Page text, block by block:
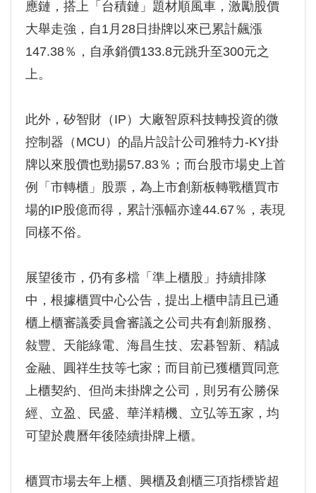
應鏈，搭上「台積鏈」題材順風車，激勵股價
大舉走強，自1月28日掛牌以來已累計飆漲
147.38％，自承銷價133.8元跳升至300元之
上。
此外，矽智財（IP）大廠智原科技轉投資的微
控制器（MCU）的晶片設計公司雅特力-KY掛
牌以來股價也勁揚57.83％；而台股市場史上首
例「市轉櫃」股票，為上市創新板轉戰櫃買市
場的IP股億而得，累計漲幅亦達44.67％，表現
同樣不俗。
展望後市，仍有多檔「準上櫃股」持續排隊
中，根據櫃買中心公告，提出上櫃申請且已通
櫃上櫃審議委員會審議之公司共有創新服務、
敍豐、天能綠電、海昌生技、宏碁智新、精誠
金融、圓祥生技等七家；而目前已獲櫃買同意
上櫃契約、但尚未掛牌之公司，則另有公勝保
經、立盈、民盛、華洋精機、立弘等五家，均
可望於農曆年後陸續掛牌上櫃。
櫃買市場去年上櫃、興櫃及創櫃三項指標皆超